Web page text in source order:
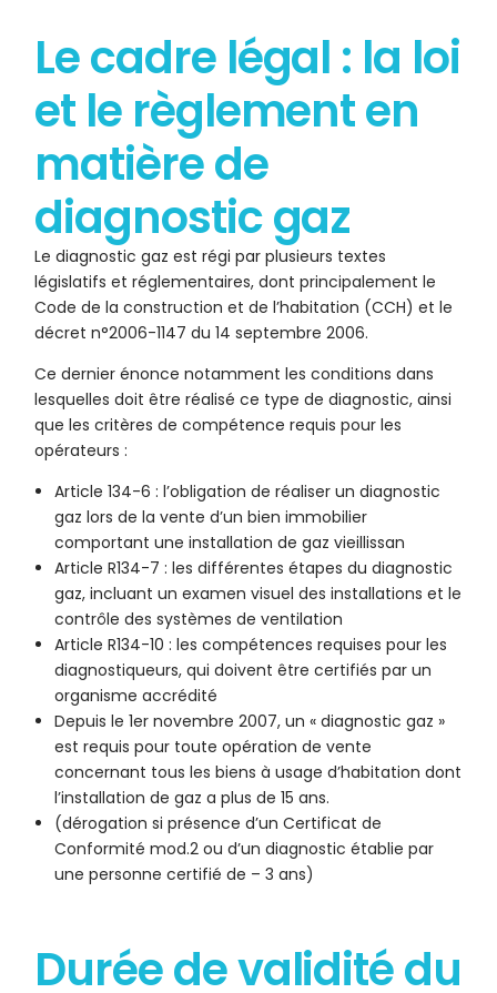
Le cadre légal : la loi
et le règlement en
matière de
diagnostic gaz
Le diagnostic gaz est régi par plusieurs textes
législatifs et réglementaires, dont principalement le
Code de la construction et de l’habitation (CCH) et le
décret n°2006-1147 du 14 septembre 2006.
Ce dernier énonce notamment les conditions dans
lesquelles doit être réalisé ce type de diagnostic, ainsi
que les critères de compétence requis pour les
opérateurs :
Article 134-6 : l’obligation de réaliser un diagnostic
gaz lors de la vente d’un bien immobilier
comportant une installation de gaz vieillissan
Article R134-7 : les différentes étapes du diagnostic
gaz, incluant un examen visuel des installations et le
contrôle des systèmes de ventilation
Article R134-10 : les compétences requises pour les
diagnostiqueurs, qui doivent être certifiés par un
organisme accrédité
Depuis le 1er novembre 2007, un « diagnostic gaz »
est requis pour toute opération de vente
concernant tous les biens à usage d’habitation dont
l’installation de gaz a plus de 15 ans.
(dérogation si présence d’un Certificat de
Conformité mod.2 ou d’un diagnostic établie par
une personne certifié de – 3 ans)
Durée de validité du